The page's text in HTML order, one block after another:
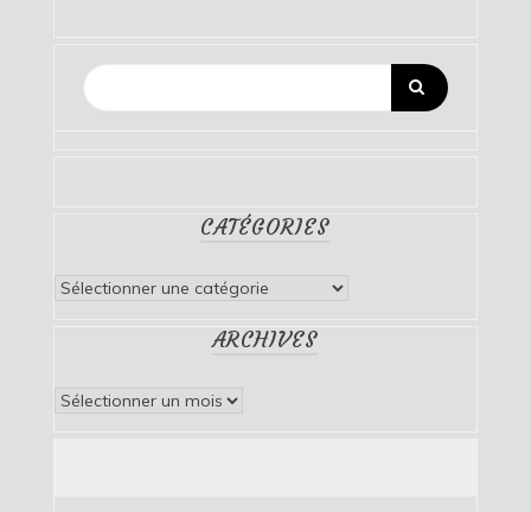
CATÉGORIES
Catégories
ARCHIVES
Archives